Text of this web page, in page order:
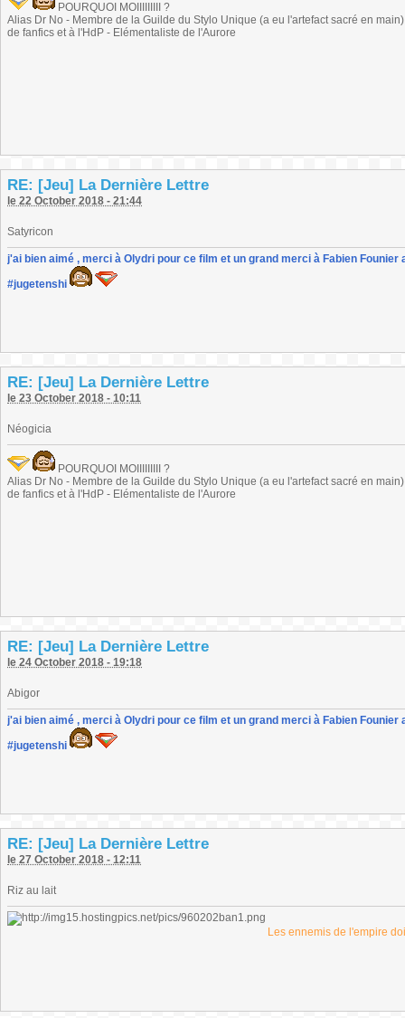
POURQUOI MOIIIIIIIII ?
Alias Dr No - Membre de la Guilde du Stylo Unique (a eu l'artefact sacré en
de fanfics et à l'HdP - Elémentaliste de l'Aurore
RE: [Jeu] La Dernière Lettre
le 22 October 2018 - 21:44
Satyricon
j'ai bien aimé , merci à Olydri pour ce film et un grand merci à Fabien
#jugetenshi
RE: [Jeu] La Dernière Lettre
le 23 October 2018 - 10:11
Néogicia
POURQUOI MOIIIIIIIII ?
Alias Dr No - Membre de la Guilde du Stylo Unique (a eu l'artefact sacré en
de fanfics et à l'HdP - Elémentaliste de l'Aurore
RE: [Jeu] La Dernière Lettre
le 24 October 2018 - 19:18
Abigor
j'ai bien aimé , merci à Olydri pour ce film et un grand merci à Fabien
#jugetenshi
RE: [Jeu] La Dernière Lettre
le 27 October 2018 - 12:11
Riz au lait
Les ennemis de l'empire